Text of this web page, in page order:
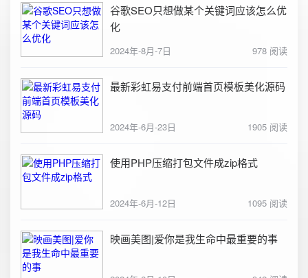
谷歌SEO只想做某个关键词应该怎么优
化
2024年-8月-7日 978 阅读
最新彩虹易支付前端首页模板美化源码
2024年-6月-23日 1905 阅读
使用PHP压缩打包文件成zip格式
2024年-6月-12日 1095 阅读
映画美图|爱你是我生命中最重要的事